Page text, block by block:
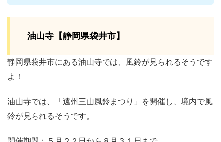
油山寺【静岡県袋井市】
静岡県袋井市にある油山寺では、風鈴が見られるそうです
よ！
油山寺では、「遠州三山風鈴まつり」を開催し、境内で風
鈴が見られるそうです。